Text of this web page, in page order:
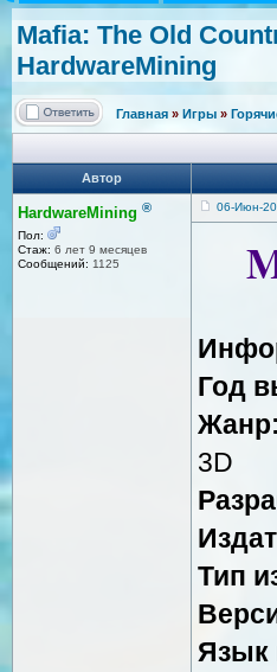
Mafia: The Old
HardwareMining
Главная » Игры »
Автор
HardwareMining ®
Пол:
Стаж: 6 лет 9 месяцев
Сообщений: 1125
06-Июн-
Год
Жанр:
3D
Тип
Язык